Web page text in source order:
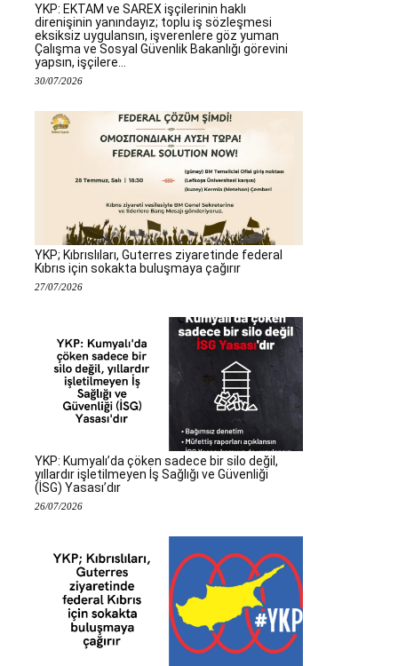
YKP: EKTAM ve SAREX işçilerinin haklı
direnişinin yanındayız; toplu iş sözleşmesi
eksiksiz uygulansın, işverenlere göz yuman
Çalışma ve Sosyal Güvenlik Bakanlığı görevini
yapsın, işçilere...
30/07/2026
YKP; Kıbrıslıları, Guterres ziyaretinde federal
Kıbrıs için sokakta buluşmaya çağırır
27/07/2026
YKP: Kumyalı’da çöken sadece bir silo değil,
yıllardır işletilmeyen İş Sağlığı ve Güvenliği
(İSG) Yasası’dır
26/07/2026